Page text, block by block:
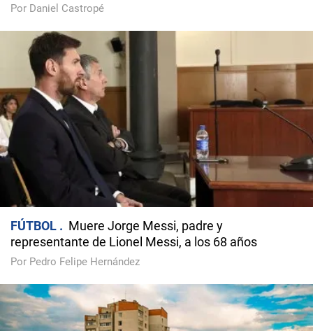
Por Daniel Castropé
FÚTBOL
Muere Jorge Messi, padre y
representante de Lionel Messi, a los 68 años
Por Pedro Felipe Hernández